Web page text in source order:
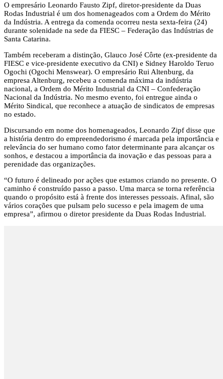
O empresário Leonardo Fausto Zipf, diretor-presidente da Duas
Rodas Industrial é um dos homenageados com a Ordem do Mérito
da Indústria. A entrega da comenda ocorreu nesta sexta-feira (24)
durante solenidade na sede da FIESC – Federação das Indústrias de
Santa Catarina.
Também receberam a distinção, Glauco José Côrte (ex-presidente da
FIESC e vice-presidente executivo da CNI) e Sidney Haroldo Teruo
Ogochi (Ogochi Menswear). O empresário Rui Altenburg, da
empresa Altenburg, recebeu a comenda máxima da indústria
nacional, a Ordem do Mérito Industrial da CNI – Confederação
Nacional da Indústria. No mesmo evento, foi entregue ainda o
Mérito Sindical, que reconhece a atuação de sindicatos de empresas
no estado.
Discursando em nome dos homenageados, Leonardo Zipf disse que
a história dentro do empreendedorismo é marcada pela importância e
relevância do ser humano como fator determinante para alcançar os
sonhos, e destacou a importância da inovação e das pessoas para a
perenidade das organizações.
“O futuro é delineado por ações que estamos criando no presente. O
caminho é construído passo a passo. Uma marca se torna referência
quando o propósito está à frente dos interesses pessoais. Afinal, são
vários corações que pulsam pelo sucesso e pela imagem de uma
empresa”, afirmou o diretor presidente da Duas Rodas Industrial.